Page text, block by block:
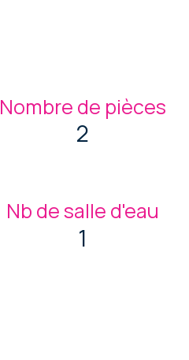
Nombre de pièces
2
Nb de salle d'eau
1